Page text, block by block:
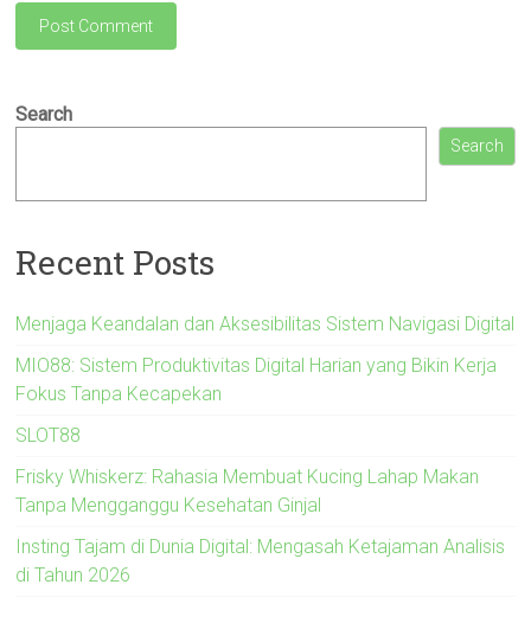
Search
Search
Recent Posts
Menjaga Keandalan dan Aksesibilitas Sistem Navigasi Digital
MIO88: Sistem Produktivitas Digital Harian yang Bikin Kerja
Fokus Tanpa Kecapekan
SLOT88
Frisky Whiskerz: Rahasia Membuat Kucing Lahap Makan
Tanpa Mengganggu Kesehatan Ginjal
Insting Tajam di Dunia Digital: Mengasah Ketajaman Analisis
di Tahun 2026